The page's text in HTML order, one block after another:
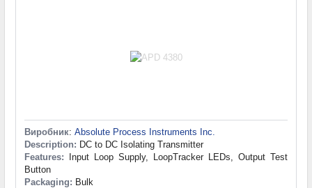
Виробник: Absolute Process Instruments Inc.
Description: DC to DC Isolating Transmitter
Features: Input Loop Supply, LoopTracker LEDs, Output Test
Button
Packaging: Bulk